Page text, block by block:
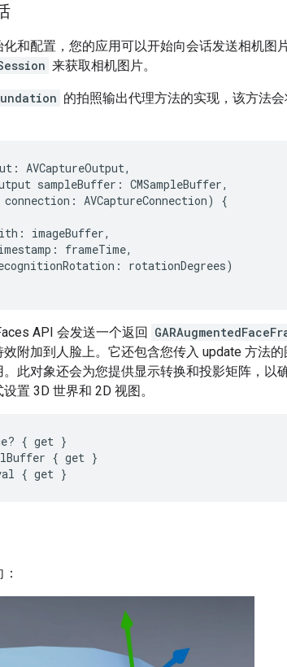
和配置，您的应用可以开始向会话发送相机图
来获取相机图片。
的拍照输出代理方法的实现，该方法
: AVCaptureOutput,
sampleBuffer : CMSampleBuffer,
connection : AVCaptureConnection) {
: imageBuffer,
: frameTime,
: rotationDegrees)
API 会发送一个返回
附加到人脸上。它还包含您传入 update 方法
此对象还会为您提供显示转换和投影矩阵，以
置 3D 世界和 2D 视图。
? { get }
{ get }
{ get }